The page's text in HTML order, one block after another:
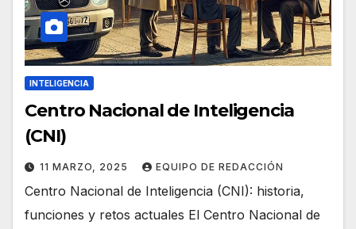
INTELIGENCIA
Centro Nacional de Inteligencia
(CNI)
11 MARZO, 2025 EQUIPO DE REDACCIÓN
Centro Nacional de Inteligencia (CNI): historia,
funciones y retos actuales El Centro Nacional de